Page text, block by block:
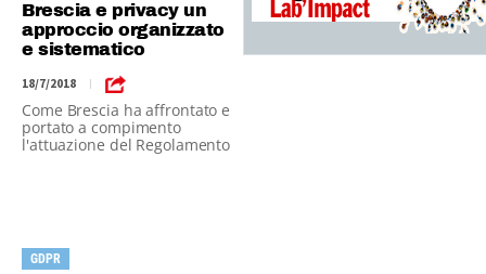
Brescia e privacy un
approccio organizzato
e sistematico
18/7/2018 |
Come Brescia ha affrontato e
portato a compimento
l'attuazione del Regolamento
GDPR